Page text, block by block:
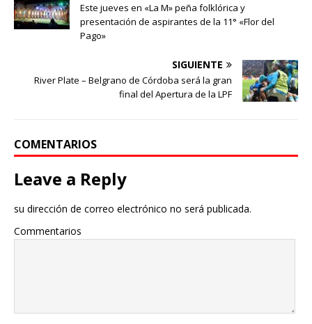
Este jueves en «La M» peña folklórica y
presentación de aspirantes de la 11° «Flor del
Pago»
SIGUIENTE
River Plate – Belgrano de Córdoba será la gran
final del Apertura de la LPF
COMENTARIOS
Leave a Reply
su dirección de correo electrónico no será publicada.
Commentarios